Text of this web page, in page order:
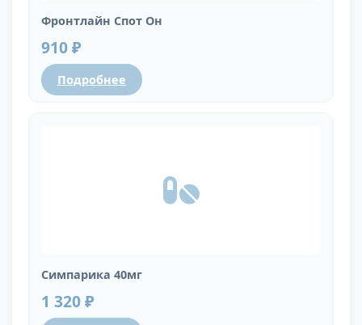
Фронтлайн Спот Он
910 ₽
Подробнее
Симпарика 40мг
1 320 ₽